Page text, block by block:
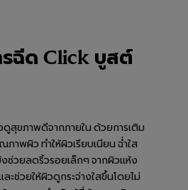
ฉีด Click บูสต์
สุขภาพดีจากภายใน ด้วยการเติม
าพผิว ทำให้ผิวเรียบเนียน ฉ่ำใส
ช่วยลดริ้วรอยเล็กๆ จากผิวแห้ง
ะช่วยให้ผิวดูกระจ่างใสขึ้นโดยไม่